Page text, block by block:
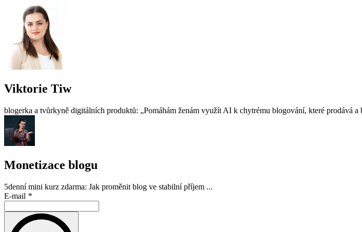
Viktorie Tiw
blogerka a tvůrkyně digitálních produktů: „Pomáhám ženám využít AI k chytrému blogování, které prodává a
Monetizace blogu
5denní mini kurz zdarma: Jak proměnit blog ve stabilní příjem ...
E-mail *